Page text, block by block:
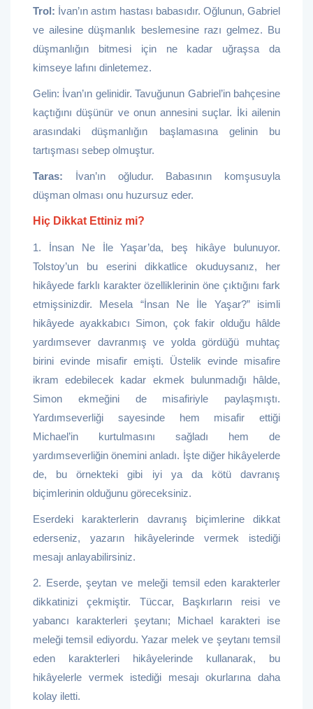
Trol: İvan’ın astım hastası babasıdır. Oğlunun, Gabriel
ve ailesine düşmanlık beslemesine razı gelmez. Bu
düşmanlığın bitmesi için ne kadar uğraşsa da
kimseye lafını dinletemez.
Gelin: İvan’ın gelinidir. Tavuğunun Gabriel’in bahçesine
kaçtığını düşünür ve onun annesini suçlar. İki ailenin
arasındaki düşmanlığın başlamasına gelinin bu
tartışması sebep olmuştur.
Taras: İvan’ın oğludur. Babasının komşusuyla
düşman olması onu huzursuz eder.
Hiç Dikkat Ettiniz mi?
1. İnsan Ne İle Yaşar’da, beş hikâye bulunuyor.
Tolstoy’un bu eserini dikkatlice okuduysanız, her
hikâyede farklı karakter özelliklerinin öne çıktığını fark
etmişsinizdir. Mesela “İnsan Ne İle Yaşar?” isimli
hikâyede ayakkabıcı Simon, çok fakir olduğu hâlde
yardımsever davranmış ve yolda gördüğü muhtaç
birini evinde misafir emişti. Üstelik evinde misafire
ikram edebilecek kadar ekmek bulunmadığı hâlde,
Simon ekmeğini de misafiriyle paylaşmıştı.
Yardımseverliği sayesinde hem misafir ettiği
Michael’in kurtulmasını sağladı hem de
yardımseverliğin önemini anladı. İşte diğer hikâyelerde
de, bu örnekteki gibi iyi ya da kötü davranış
biçimlerinin olduğunu göreceksiniz.
Eserdeki karakterlerin davranış biçimlerine dikkat
ederseniz, yazarın hikâyelerinde vermek istediği
mesajı anlayabilirsiniz.
2. Eserde, şeytan ve meleği temsil eden karakterler
dikkatinizi çekmiştir. Tüccar, Başkırların reisi ve
yabancı karakterleri şeytanı; Michael karakteri ise
meleği temsil ediyordu. Yazar melek ve şeytanı temsil
eden karakterleri hikâyelerinde kullanarak, bu
hikâyelerle vermek istediği mesajı okurlarına daha
kolay iletti.